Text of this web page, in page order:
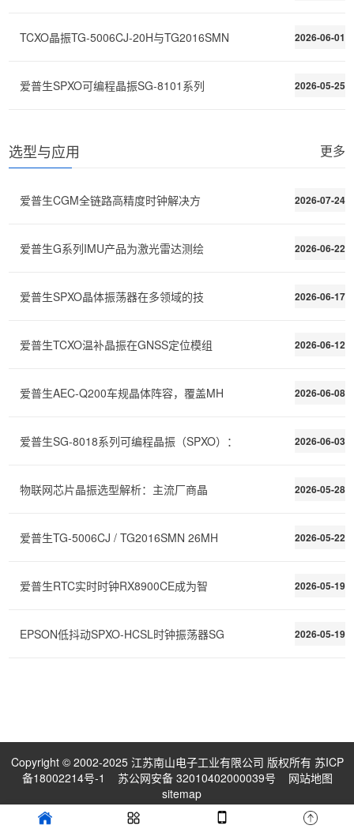
2026-06-01
TCXO晶振TG-5006CJ-20H与TG2016SMN
2026-05-25
爱普生SPXO可编程晶振SG-8101系列
选型与应用 更多
2026-07-24
爱普生CGM全链路高精度时钟解决方
2026-06-22
爱普生G系列IMU产品为激光雷达测绘
2026-06-17
爱普生SPXO晶体振荡器在多领域的技
2026-06-12
爱普生TCXO温补晶振在GNSS定位模组
2026-06-08
爱普生AEC-Q200车规晶体阵容，覆盖MH
2026-06-03
爱普生SG-8018系列可编程晶振（SPXO）：
2026-05-28
物联网芯片晶振选型解析：主流厂商晶
2026-05-22
爱普生TG-5006CJ / TG2016SMN 26MH
2026-05-19
爱普生RTC实时时钟RX8900CE成为智
2026-05-19
EPSON低抖动SPXO-HCSL时钟振荡器SG
Copyright © 2002-2025 江苏南山电子工业有限公司 版权所有 苏ICP
备18002214号-1
苏公网安备 32010402000039号
网站地图
sitemap